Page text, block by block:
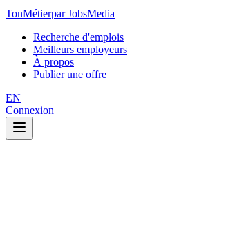
TonMétierpar JobsMedia
Recherche d'emplois
Meilleurs employeurs
À propos
Publier une offre
EN
Connexion